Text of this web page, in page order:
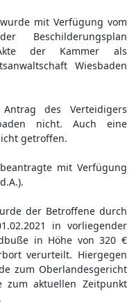
mit Verfügung vom
Beschilderungsplan
der Kammer als
Wiesbaden
des Verteidigers
nicht. Auch eine
getroffen.
mit Verfügung
der Betroffene durch
in vorliegender
in Höhe von 320 €
verurteilt. Hiergegen
zum Oberlandesgericht
zum aktuellen Zeitpunkt